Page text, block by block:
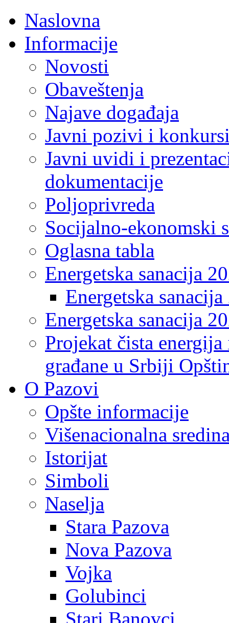
Naslovna
Informacije
Novosti
Obaveštenja
Najave događaja
Javni pozivi i
Javni uvidi i
dokumentacije
Poljoprivreda
Socijalno-ekonomski
Oglasna tabla
Energetska sanacija
Energetska
Energetska sanacija
Projekat čista
građane u Srbiji
O Pazovi
Opšte informacije
Višenacionalna
Istorijat
Simboli
Naselja
Stara Pazova
Nova Pazova
Vojka
Golubinci
Stari Banovci